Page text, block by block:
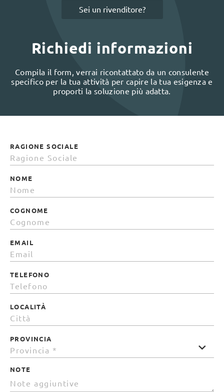
Sei un rivenditore?
Richiedi informazioni
Compila il form, verrai ricontattato da un consulente
specifico per la tua attività per capire la tua esigenza e
proporti la soluzione più adatta.
RAGIONE SOCIALE
NOME
COGNOME
EMAIL
TELEFONO
LOCALITÀ
PROVINCIA
NOTE